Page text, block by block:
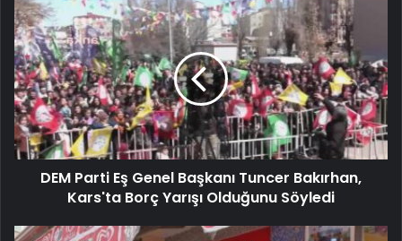
DEM Parti Eş Genel Başkanı Tuncer Bakırhan,
Kars'ta Borç Yarışı Olduğunu Söyledi